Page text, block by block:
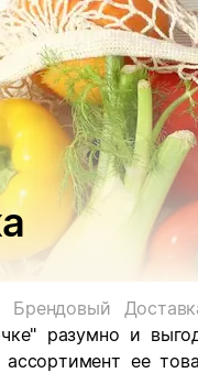
Брендовый
разумно и
ее